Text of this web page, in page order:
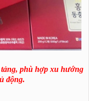
phù hợp xu hướng
động.